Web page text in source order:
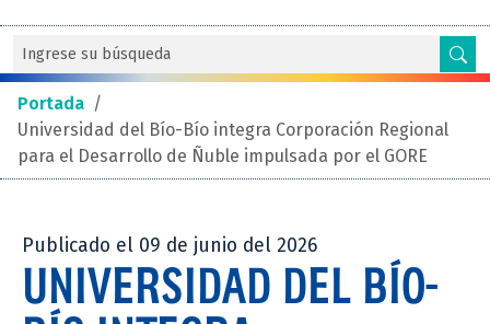
Portada /
Universidad del Bío-Bío integra Corporación Regional
para el Desarrollo de Ñuble impulsada por el GORE
Publicado el 09 de junio del 2026
UNIVERSIDAD DEL BÍO-